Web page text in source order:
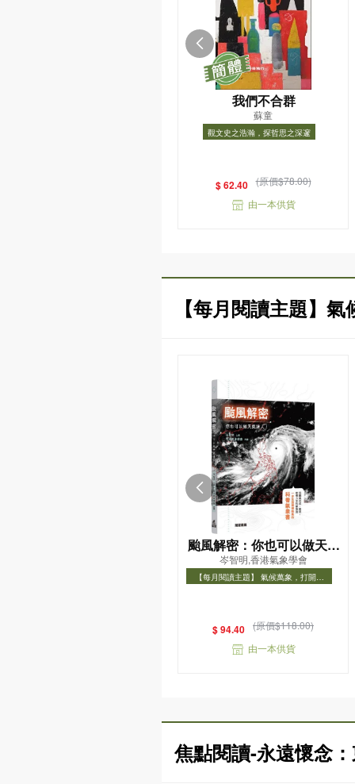
我們不合群
蘇童
觀文史之浩瀚，探哲思之深邃
$ 62.40 (原價$78.00)
由一本供貨
【每月閱讀主題】
颱風解密：你也可以做天氣
達人！
岑智明,香港氣象學會
【每月閱讀主題】 氣候萬象，打開氣
$ 94.40 (原價$118.00)
由一本供貨
焦點閱讀-永遠懷念